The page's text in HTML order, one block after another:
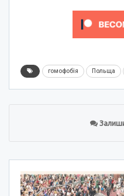
гомофобія Польща